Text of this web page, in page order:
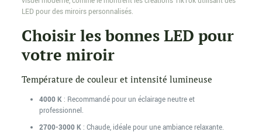
LED pour des miroirs personnalisés.
Choisir les bonnes LED pour
votre miroir
Température de couleur et intensité lumineuse
4000 K: Recommandé pour un éclairage neutre et
professionnel.
2700-3000 K: Chaude, idéale pour une ambiance relaxante.